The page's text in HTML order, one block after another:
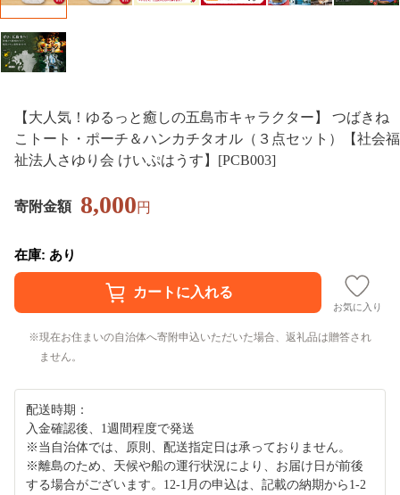
【大人気！ゆるっと癒しの五島市キャラクター】 つばきね
こトート・ポーチ＆ハンカチタオル（３点セット）【社会福
祉法人さゆり会 けいぷはうす】[PCB003]
寄附金額 8,000円
在庫: あり
お気に入り
現在お住まいの自治体へ寄附申込いただいた場合、返礼品は贈答され
ません。
配送時期：
入金確認後、1週間程度で発送
※当自治体では、原則、配送指定日は承っておりません。
※離島のため、天候や船の運行状況により、お届け日が前後
する場合がございます。12-1月の申込は、記載の納期から1-2